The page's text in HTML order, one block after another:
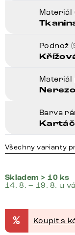
Materiál
Podnož
Materiál
Barva
Všechny varianty
Skladem > 10 ks
14. 8. – 19. 8. u
% Koupit s